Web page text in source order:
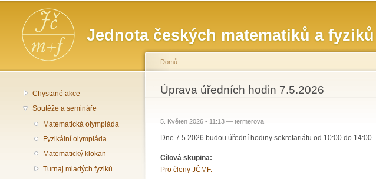
Jednota českých matematiků a fyziků
Hlavní menu
Chystané akce
Soutěže a semináře
Matematická olympiáda
Fyzikální olympiáda
Matematický klokan
Turnaj mladých fyziků
Jste zde
Domů
Úprava úředních hodin 7.5.2026
5. Květen 2026 - 11:13 — termerova
Dne 7.5.2026 budou úřední hodiny sekretariátu od 10:00 do 14:00.
Cílová skupina:
Pro členy JČMF.